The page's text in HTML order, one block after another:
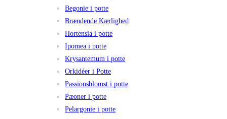
Begonie i potte
Brændende Kærlighed
Hortensia i potte
Ipomea i potte
Krysantemum i potte
Orkidéer i Potte
Passionsblomst i potte
Pæoner i potte
Pelargonie i potte